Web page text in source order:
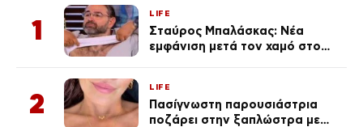
1
LIFE
Σταύρος Μπαλάσκας: Νέα
εμφάνιση μετά τον χαμό στο
2
LIFE
Πασίγνωστη παρουσιάστρια
ποζάρει στην ξαπλώστρα με